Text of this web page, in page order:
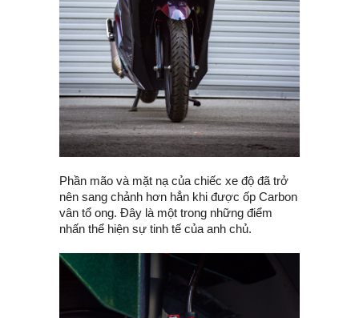
Phần mão và mặt nạ của chiếc xe độ đã trở
nên sang chảnh hơn hẳn khi được ốp Carbon
vân tổ ong. Đây là một trong những điểm
nhấn thể hiện sự tinh tế của anh chủ.